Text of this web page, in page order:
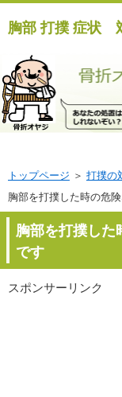
胸部 打撲 症状
トップページ ＞ 打撲の
胸部を打撲した時の危
胸部を打撲した
です
スポンサーリンク